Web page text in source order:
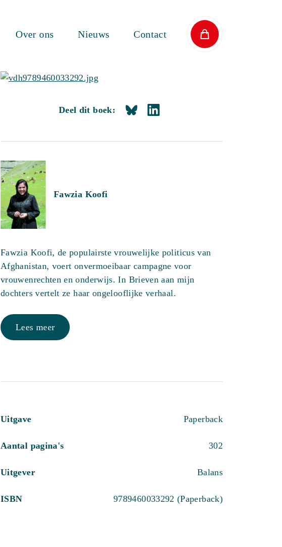
Over ons Nieuws Contact
Deel dit boek:
Fawzia Koofi
Fawzia Koofi, de populairste vrouwelijke politicus van
Afghanistan, voert onvermoeibaar campagne voor
vrouwenrechten en onderwijs. In Brieven aan mijn
dochters vertelt ze haar ongelooflijke verhaal.
Lees meer
Uitgave Paperback
Aantal pagina's 302
Uitgever Balans
ISBN 9789460033292 (Paperback)